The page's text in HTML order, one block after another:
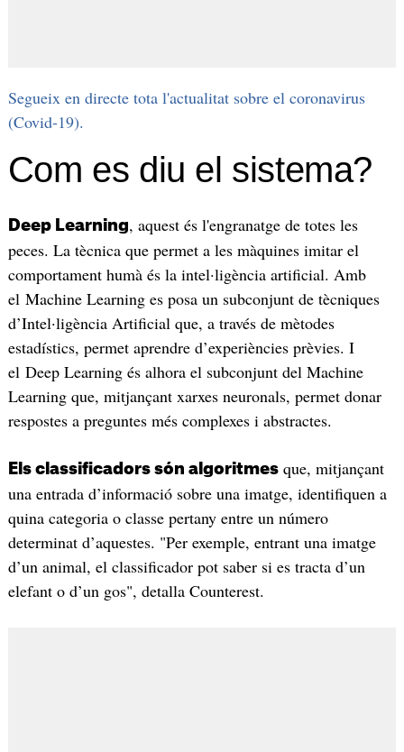
Segueix en directe tota l'actualitat sobre el coronavirus
(Covid-19).
Com es diu el sistema?
Deep Learning, aquest és l'engranatge de totes les
peces. La tècnica que permet a les màquines imitar el
comportament humà és la intel·ligència artificial. Amb
el Machine Learning es posa un subconjunt de tècniques
d’Intel·ligència Artificial que, a través de mètodes
estadístics, permet aprendre d’experiències prèvies. I
el Deep Learning és alhora el subconjunt del Machine
Learning que, mitjançant xarxes neuronals, permet donar
respostes a preguntes més complexes i abstractes.
Els classificadors són algoritmesque, mitjançant
una entrada d’informació sobre una imatge, identifiquen a
quina categoria o classe pertany entre un número
determinat d’aquestes. "Per exemple, entrant una imatge
d’un animal, el classificador pot saber si es tracta d’un
elefant o d’un gos", detalla Counterest.